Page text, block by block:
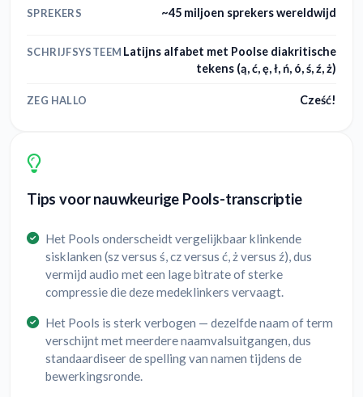
SPREKERS ~45 miljoen sprekers wereldwijd
SCHRIJFSYSTEEM Latijns alfabet met Poolse diakritische
tekens (ą, ć, ę, ł, ń, ó, ś, ź, ż)
ZEG HALLO Cześć!
Tips voor nauwkeurige Pools-transcriptie
Het Pools onderscheidt vergelijkbaar klinkende
sisklanken (sz versus ś, cz versus ć, ż versus ź), dus
vermijd audio met een lage bitrate of sterke
compressie die deze medeklinkers vervaagt.
Het Pools is sterk verbogen — dezelfde naam of term
verschijnt met meerdere naamvalsuitgangen, dus
standaardiseer de spelling van namen tijdens de
bewerkingsronde.